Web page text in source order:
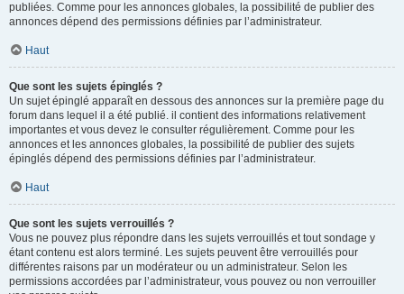
publiées. Comme pour les annonces globales, la possibilité de publier des
annonces dépend des permissions définies par l’administrateur.
Haut
Que sont les sujets épinglés ?
Un sujet épinglé apparaît en dessous des annonces sur la première page du
forum dans lequel il a été publié. il contient des informations relativement
importantes et vous devez le consulter régulièrement. Comme pour les
annonces et les annonces globales, la possibilité de publier des sujets
épinglés dépend des permissions définies par l’administrateur.
Haut
Que sont les sujets verrouillés ?
Vous ne pouvez plus répondre dans les sujets verrouillés et tout sondage y
étant contenu est alors terminé. Les sujets peuvent être verrouillés pour
différentes raisons par un modérateur ou un administrateur. Selon les
permissions accordées par l’administrateur, vous pouvez ou non verrouiller